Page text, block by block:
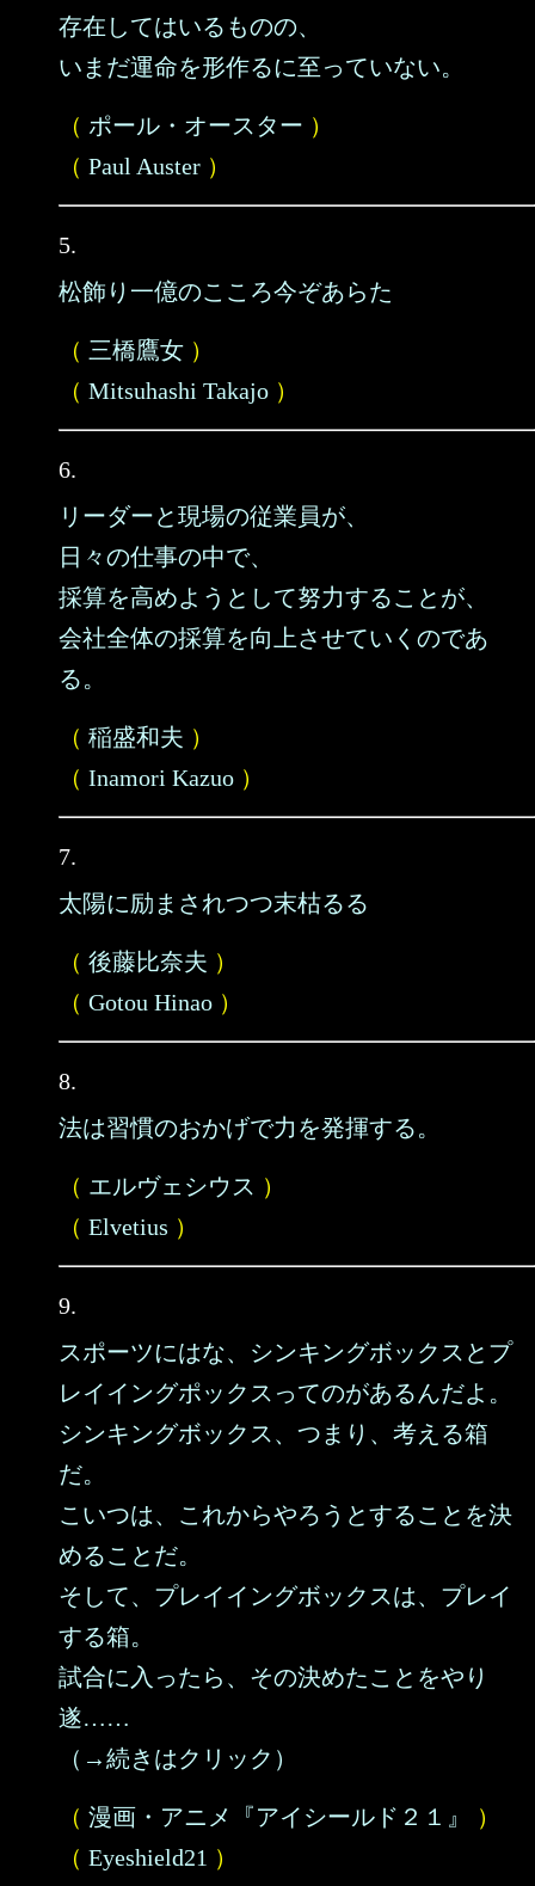
存在してはいるものの、
いまだ運命を形作るに至っていない。
（ ポール・オースター ）
（ Paul Auster ）
5.
松飾り一億のこころ今ぞあらた
（ 三橋鷹女 ）
（ Mitsuhashi Takajo ）
6.
リーダーと現場の従業員が、
日々の仕事の中で、
採算を高めようとして努力することが、
会社全体の採算を向上させていくのであ
る。
（ 稲盛和夫 ）
（ Inamori Kazuo ）
7.
太陽に励まされつつ末枯るる
（ 後藤比奈夫 ）
（ Gotou Hinao ）
8.
法は習慣のおかげで力を発揮する。
（ エルヴェシウス ）
（ Elvetius ）
9.
スポーツにはな、シンキングボックスとプ
レイイングポックスってのがあるんだよ。
シンキングボックス、つまり、考える箱
だ。
こいつは、これからやろうとすることを決
めることだ。
そして、プレイイングボックスは、プレイ
する箱。
試合に入ったら、その決めたことをやり
遂……
（→続きはクリック）
（ 漫画・アニメ『アイシールド２１』
）
（ Eyeshield21 ）